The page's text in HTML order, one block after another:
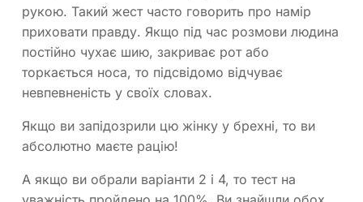
рукою. Такий жест часто говорить про намір
приховати правду. Якщо під час розмови людина
постійно чухає шию, закриває рот або
торкається носа, то підсвідомо відчуває
невпевненість у своїх словах.
Якщо ви запідозрили цю жінку у брехні, то ви
абсолютно маєте рацію!
А якщо ви обрали варіанти 2 і 4, то тест на